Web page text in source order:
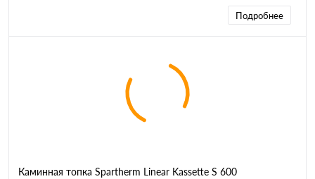
Подробнее
Каминная топка Spartherm Linear Kassette S 600